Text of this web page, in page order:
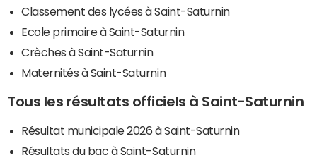
Classement des lycées à Saint-Saturnin
Ecole primaire à Saint-Saturnin
Crèches à Saint-Saturnin
Maternités à Saint-Saturnin
Tous les résultats officiels à Saint-Saturnin
Résultat municipale 2026 à Saint-Saturnin
Résultats du bac à Saint-Saturnin